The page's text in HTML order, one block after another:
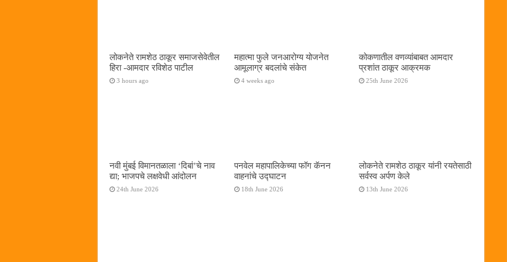
लोकनेते रामशेठ ठाकूर समाजसेवेतील
हिरा -आमदार रविशेठ पाटील
3 hours ago
महात्मा फुले जनआरोग्य योजनेत
आमूलाग्र बदलांचे संकेत
4 weeks ago
कोकणातील वणव्यांबाबत आमदार
प्रशांत ठाकूर आक्रमक
25th June 2026
नवी मुंबई विमानतळाला ‌‘दिबां‌’चे नाव
द्या; भाजपचे लक्षवेधी आंदोलन
24th June 2026
पनवेल महापालिकेच्या फॉग कॅनन
वाहनांचे उद्घाटन
18th June 2026
लोकनेते रामशेठ ठाकूर यांनी रयतेसाठी
सर्वस्व अर्पण केले
13th June 2026